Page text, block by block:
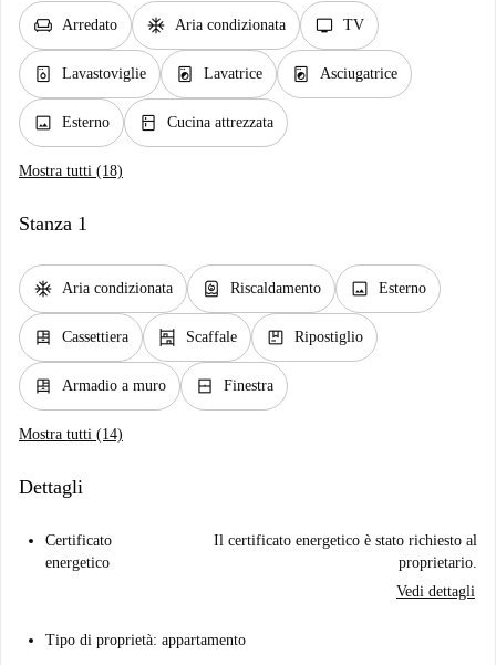
chair Arredato ac_unit Aria condizionata tv TV
dishwasher_gen Lavastoviglie local_laundry_service Lavatrice local_laundry_service Asciugatrice
image Esterno kitchen Cucina attrezzata
Mostra tutti (18)
Stanza 1
ac_unit Aria condizionata water_heater Riscaldamento image Esterno
dresser Cassettiera shelves Scaffale package Ripostiglio
dresser Armadio a muro window_closed Finestra
Mostra tutti (14)
Dettagli
Certificato
energetico
Il certificato energetico è stato richiesto al
proprietario.
Vedi dettagli
Tipo di proprietà: appartamento